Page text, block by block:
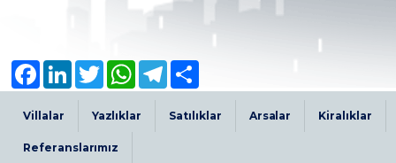
Villalar Yazlıklar Satılıklar Arsalar Kiralıklar
Referanslarımız
FacebookLinkedInTwitter WhatsAppTelegram